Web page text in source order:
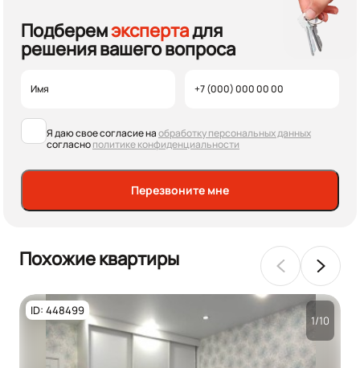
Подберемэкспертадля
решения вашего вопроса
Я даю свое согласие наобработку персональных данных
согласнополитике конфиденциальности
Перезвоните мне
Похожие квартиры
ID: 448499
1/10